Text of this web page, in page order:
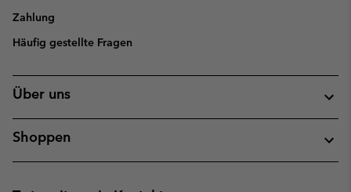
Zahlung
Häufig gestellte Fragen
Über uns
Shoppen